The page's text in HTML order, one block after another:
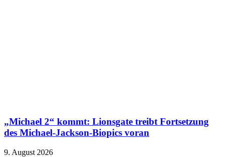
„Michael 2“ kommt: Lionsgate treibt Fortsetzung
des Michael-Jackson-Biopics voran
9. August 2026